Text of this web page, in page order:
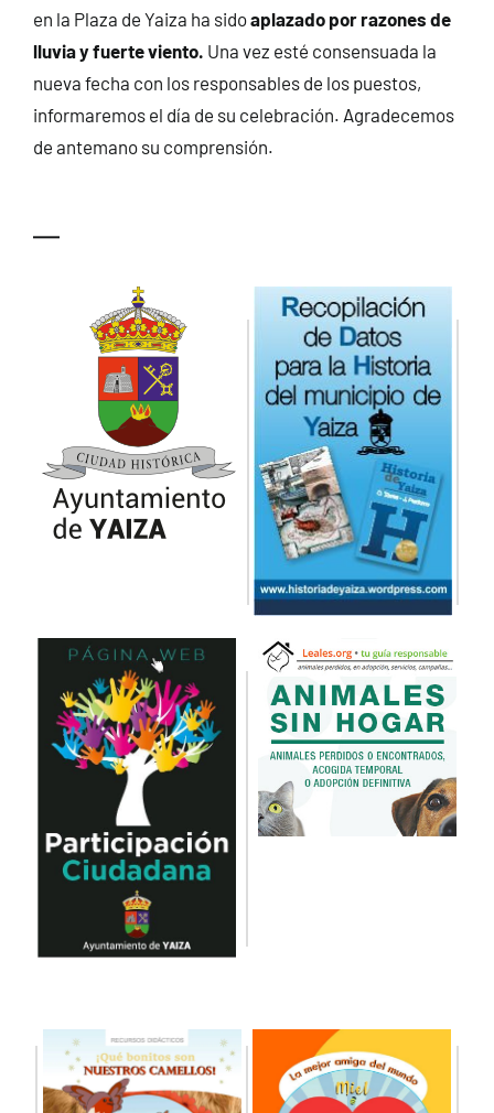
en la Plaza de Yaiza ha sidoaplazado por razones de
lluvia y fuerte viento. Una vez esté consensuada la
nueva fecha con los responsables de los puestos,
informaremos el día de su celebración. Agradecemos
de antemano su comprensión.
—